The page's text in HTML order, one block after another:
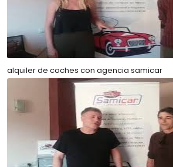
alquiler de coches con agencia samicar